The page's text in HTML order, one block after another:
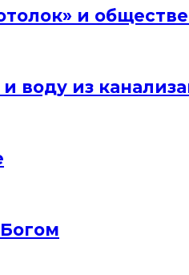
и
воду из